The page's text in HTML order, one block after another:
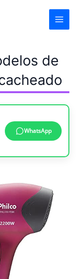
de
WhatsApp